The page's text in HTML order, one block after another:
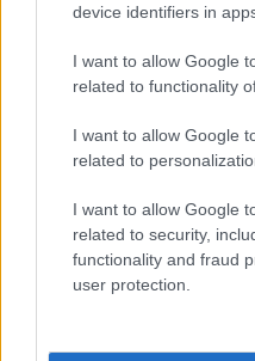
device identifiers in
I want to allow Google
related to functionality
I want to allow Google
related to
I want to allow Google
related to security,
functionality and fraud
user protection.